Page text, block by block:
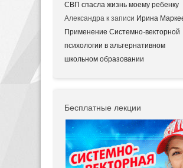
СВП спасла жизнь моему ребенку
Александра к записи Ирина
Применение Системно-векторной
психологии в альтернативном
школьном образовании
Бесплатные лекции